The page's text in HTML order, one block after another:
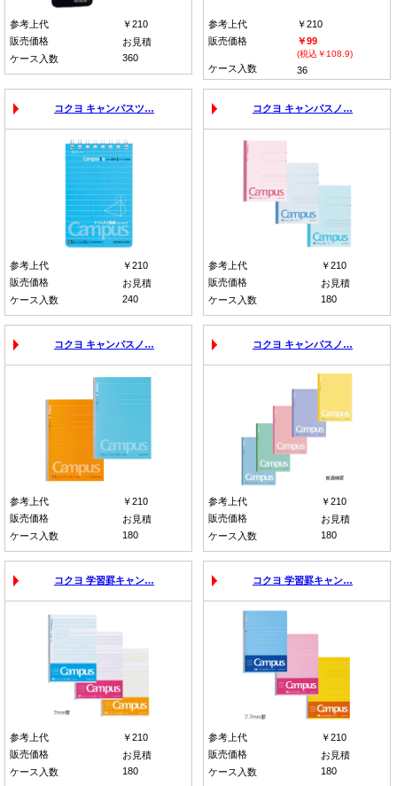
参考上代
￥210
販売価格
お見積
ケース入数
360
参考上代
￥210
販売価格
￥99
(税込￥108.9)
ケース入数 36
コクヨ キャンパスツ…
参考上代
￥210
販売価格
お見積
ケース入数
240
コクヨ キャンパスノ…
参考上代
￥210
販売価格
お見積
ケース入数
180
コクヨ キャンパスノ…
参考上代
￥210
販売価格
お見積
ケース入数
180
コクヨ キャンパスノ…
参考上代
￥210
販売価格
お見積
ケース入数
180
コクヨ 学習罫キャン…
参考上代
￥210
販売価格
お見積
ケース入数
180
コクヨ 学習罫キャン…
参考上代
￥210
販売価格
お見積
ケース入数
180